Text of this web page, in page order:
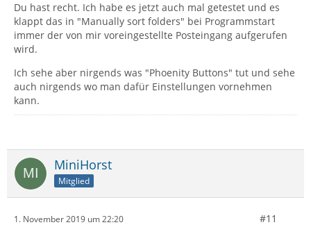
Du hast recht. Ich habe es jetzt auch mal getestet und es
klappt das in "Manually sort folders" bei Programmstart
immer der von mir voreingestellte Posteingang aufgerufen
wird.
Ich sehe aber nirgends was "Phoenity Buttons" tut und sehe
auch nirgends wo man dafür Einstellungen vornehmen
kann.
MiniHorst
Mitglied
1. November 2019 um 22:20 #11